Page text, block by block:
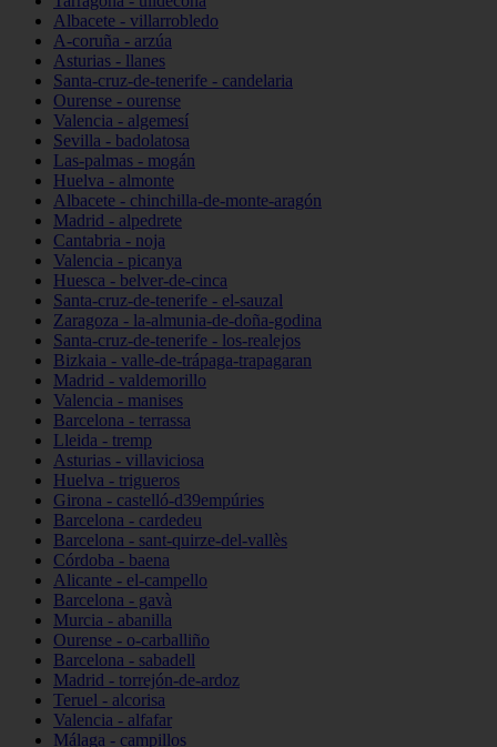
Albacete - villarrobledo
A-coruña - arzúa
Asturias - llanes
Santa-cruz-de-tenerife - candelaria
Ourense - ourense
Valencia - algemesí
Sevilla - badolatosa
Las-palmas - mogán
Huelva - almonte
Albacete - chinchilla-de-monte-aragón
Madrid - alpedrete
Cantabria - noja
Valencia - picanya
Huesca - belver-de-cinca
Santa-cruz-de-tenerife - el-sauzal
Zaragoza - la-almunia-de-doña-godina
Santa-cruz-de-tenerife - los-realejos
Bizkaia - valle-de-trápaga-trapagaran
Madrid - valdemorillo
Valencia - manises
Barcelona - terrassa
Lleida - tremp
Asturias - villaviciosa
Huelva - trigueros
Girona - castelló-d39empúries
Barcelona - cardedeu
Barcelona - sant-quirze-del-vallès
Córdoba - baena
Alicante - el-campello
Barcelona - gavà
Murcia - abanilla
Ourense - o-carballiño
Barcelona - sabadell
Madrid - torrejón-de-ardoz
Teruel - alcorisa
Valencia - alfafar
Málaga - campillos